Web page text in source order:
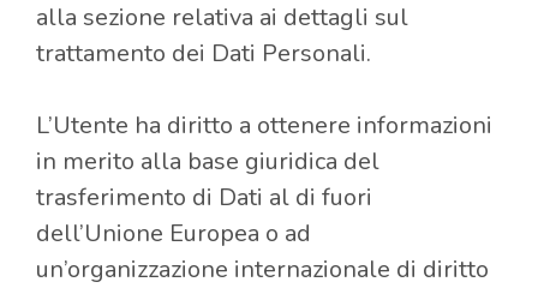
alla sezione relativa ai dettagli sul
trattamento dei Dati Personali.
L’Utente ha diritto a ottenere informazioni
in merito alla base giuridica del
trasferimento di Dati al di fuori
dell’Unione Europea o ad
un’organizzazione internazionale di diritto